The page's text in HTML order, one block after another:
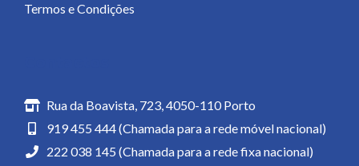
Termos e Condições
Rua da Boavista, 723, 4050-110 Porto
919 455 444 (Chamada para a rede móvel nacional)
222 038 145 (Chamada para a rede fixa nacional)